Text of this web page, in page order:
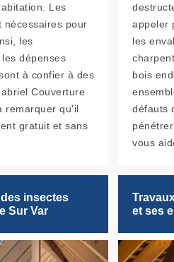
Les
nécessaires pour
les
dépenses
à confier à des
Couverture
remarquer qu'il
gratuit et sans
appeler
les
bois
défauts
vous
insectes
Sur Var
et ses